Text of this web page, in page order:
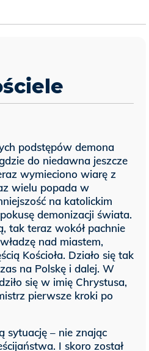
podstępów demona
do niedawna jeszcze
wymieciono wiarę z
wielu popada w
na katolickim
demonizacji świata.
tak teraz wokół pachnie
nad miastem,
Kościoła. Działo się tak
na Polskę i dalej. W
się w imię Chrystusa,
pierwsze kroki po
sytuację – nie znając
I skoro został